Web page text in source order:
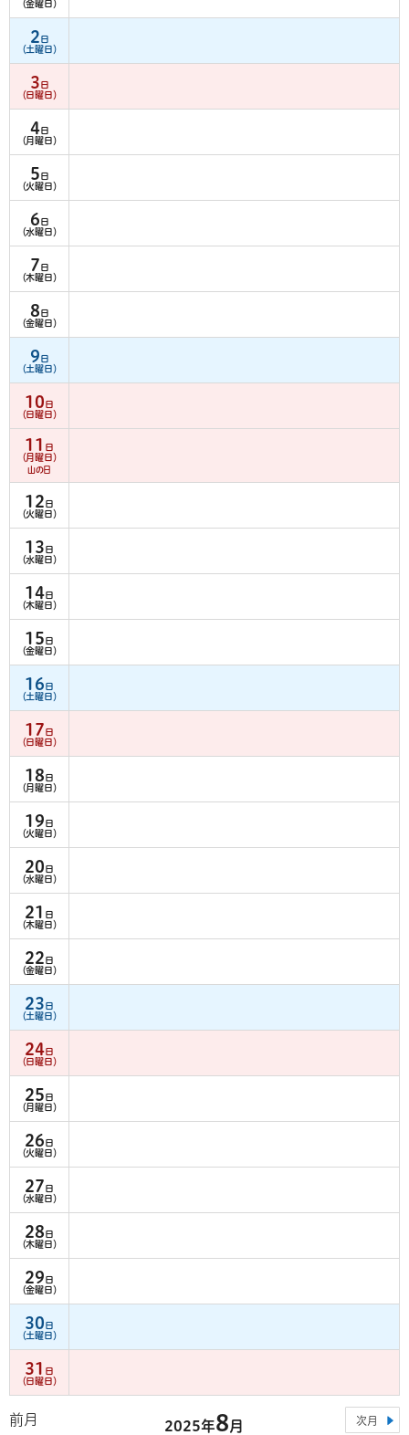
（金曜日）
2 日
（土曜日）
3 日
（日曜日）
4日
（月曜日）
5 日
（火曜日）
6 日
（水曜日）
7 日
（木曜日）
8 日
（金曜日）
9 日
（土曜日）
10 日
（日曜日）
11 日
（月曜日）
山の日
12 日
（火曜日）
13 日
（水曜日）
14日
（木曜日）
15 日
（金曜日）
16 日
（土曜日）
17 日
（日曜日）
18 日
（月曜日）
19 日
（火曜日）
20 日
（水曜日）
21 日
（木曜日）
22 日
（金曜日）
23 日
（土曜日）
24日
（日曜日）
25 日
（月曜日）
26 日
（火曜日）
27 日
（水曜日）
28 日
（木曜日）
29 日
（金曜日）
30 日
（土曜日）
31 日
（日曜日）
前月 2025年8月 次月